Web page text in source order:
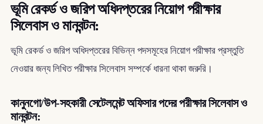
ভূমি রেকর্ড ও জরিপ অধিদপ্তরের নিয়োগ পরীক্ষার
সিলেবাস ও মানবন্টন:
ভূমি রেকর্ড ও জরিপ অধিদপ্তরের বিভিন্ন পদসমূহের নিয়োগ পরীক্ষার প্রস্তুতি
নেওয়ার জন্য লিখিত পরীক্ষার সিলেবাস সম্পর্কে ধারনা থাকা জরুরি।
কানুনগো/উপ-সহকারী সেটেলমেন্ট অফিসার পদের পরীক্ষার সিলেবাস ও
মানবন্টন: